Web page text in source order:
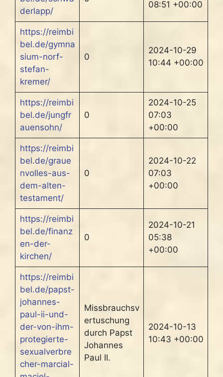
derlapp/
08:51 +00:00
https://reimbi
bel.de/gymna
sium-norf-
stefan-
kremer/
0
2024-10-29
10:44 +00:00
https://reimbi
bel.de/jungfr
auensohn/
0
2024-10-25
07:03
+00:00
https://reimbi
bel.de/graue
nvolles-aus-
dem-alten-
testament/
0
2024-10-22
07:03
+00:00
https://reimbi
bel.de/finanz
en-der-
kirchen/
0
2024-10-21
05:38
+00:00
https://reimbi
bel.de/papst-
johannes-
paul-ii-und-
der-von-ihm-
protegierte-
sexualverbre
cher-marcial-
Missbrauchsv
ertuschung
durch Papst
Johannes
Paul II.
2024-10-13
10:43 +00:00